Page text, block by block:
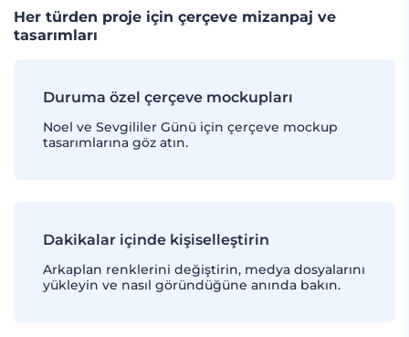
Her türden proje için çerçeve mizanpaj ve
tasarımları
Duruma özel çerçeve mockupları
Noel ve Sevgililer Günü için çerçeve mockup
tasarımlarına göz atın.
Dakikalar içinde kişiselleştirin
Arkaplan renklerini değiştirin, medya dosyalarını
yükleyin ve nasıl göründüğüne anında bakın.